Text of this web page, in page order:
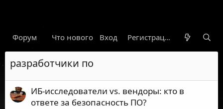
Форум Что нового Гарант Новости
Вход Регистрация
разработчики по
ИБ-исследователи vs. вендоры: кто в
ответе за безопасность ПО?